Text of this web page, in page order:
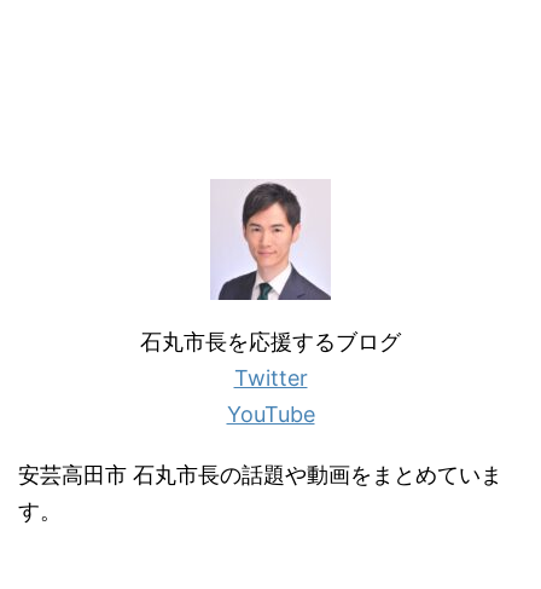
石丸市長を応援するブログ
Twitter
YouTube
安芸高田市 石丸市長の話題や動画をまとめていま
す。